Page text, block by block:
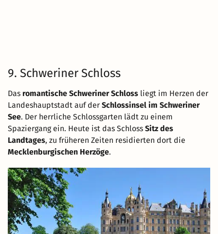
9. Schweriner Schloss
Das romantische Schweriner Schloss liegt im Herzen der
Landeshauptstadt auf der Schlossinsel im Schweriner
See. Der herrliche Schlossgarten lädt zu einem
Spaziergang ein. Heute ist das Schloss Sitz des
Landtages, zu früheren Zeiten residierten dort die
Mecklenburgischen Herzöge.